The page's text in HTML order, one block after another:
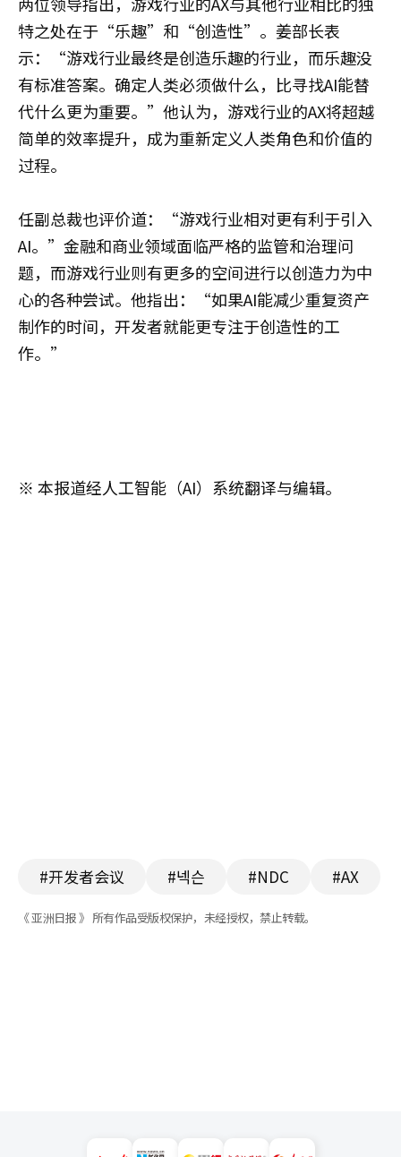
特之处在于“乐趣”和“创造性”。姜部长表
示：“游戏行业最终是创造乐趣的行业，而乐趣没
有标准答案。确定人类必须做什么，比寻找AI能替
代什么更为重要。”他认为，游戏行业的AX将超越
简单的效率提升，成为重新定义人类角色和价值的
过程。
任副总裁也评价道：“游戏行业相对更有利于引入
AI。”金融和商业领域面临严格的监管和治理问
题，而游戏行业则有更多的空间进行以创造力为中
心的各种尝试。他指出：“如果AI能减少重复资产
制作的时间，开发者就能更专注于创造性的工
作。”
※ 本报道经人工智能（AI）系统翻译与编辑。
#开发者会议 #넥슨 #NDC #AX
《 亚洲日报 》 所有作品受版权保护，未经授权，禁止转载。